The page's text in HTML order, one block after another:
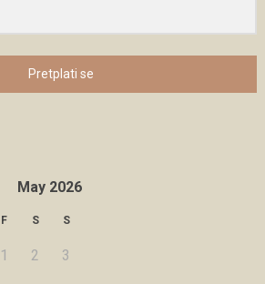
Pretplati se
May 2026
F S S
1 2 3